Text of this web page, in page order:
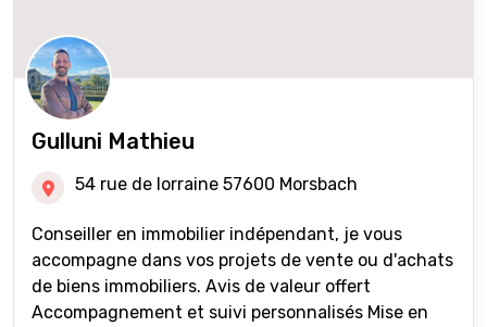
Gulluni Mathieu
54 rue de lorraine 57600 Morsbach
Conseiller en immobilier indépendant, je vous
accompagne dans vos projets de vente ou d'achats
de biens immobiliers. Avis de valeur offert
Accompagnement et suivi personnalisés Mise en